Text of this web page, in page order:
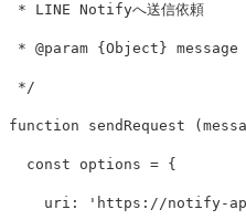
* LINE Notifyへ送信依頼
* @param {Object} message
*/
function sendRequest (
const options = {
uri : ' https://notify-